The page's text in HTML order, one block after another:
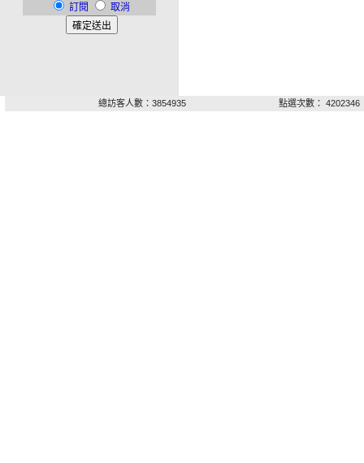
訂閱 取消
總訪客人數：3854935 點選次數： 4202346